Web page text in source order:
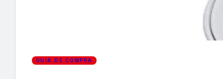
GUÍA DE COMPRA